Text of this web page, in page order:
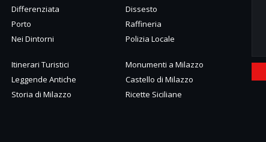
Differenziata
Dissesto
Porto
Raffineria
Nei Dintorni
Polizia Locale
Itinerari Turistici
Monumenti a Milazzo
Leggende Antiche
Castello di Milazzo
Storia di Milazzo
Ricette Siciliane